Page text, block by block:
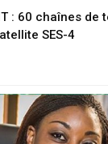
: 60 chaînes de
SES-4